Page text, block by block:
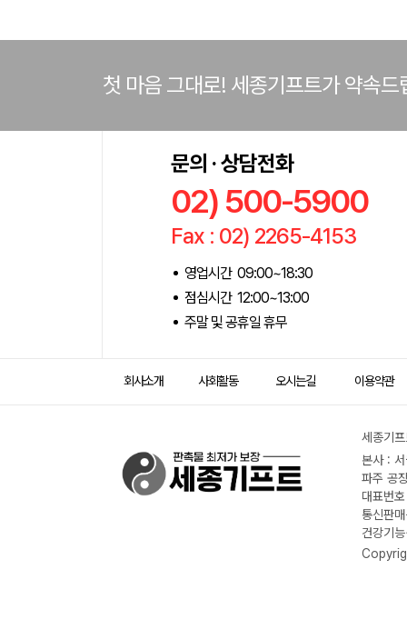
첫 마음 그대로! 세종기프트가 약속드
문의 · 상담전화
02) 500-5900
Fax : 02) 2265-4153
영업시간 09:00~18:30
점심시간 12:00~13:00
주말 및 공휴일 휴무
회사소개 사회활동 오시는길 이용약관
세종기
본사 :
파주 공
대표번
통신판
건강기